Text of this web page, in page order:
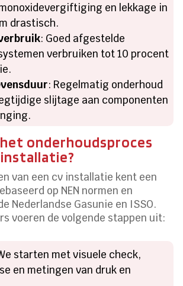
en lekkage in
drastisch.
: Goed afgestelde
verbruiken tot 10 procent
: Regelmatig onderhoud
slijtage aan componenten
onderhoudsproces
van een cv installatie kent een
op NEN normen en
Nederlandse Gasunie en ISSO.
voeren de volgende stappen uit:
starten met visuele check,
en metingen van druk en